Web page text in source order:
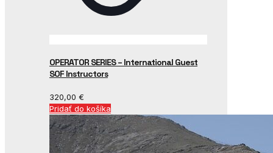
OPERATOR SERIES – International Guest
SOF Instructors
320,00 €
Pridať do košíka